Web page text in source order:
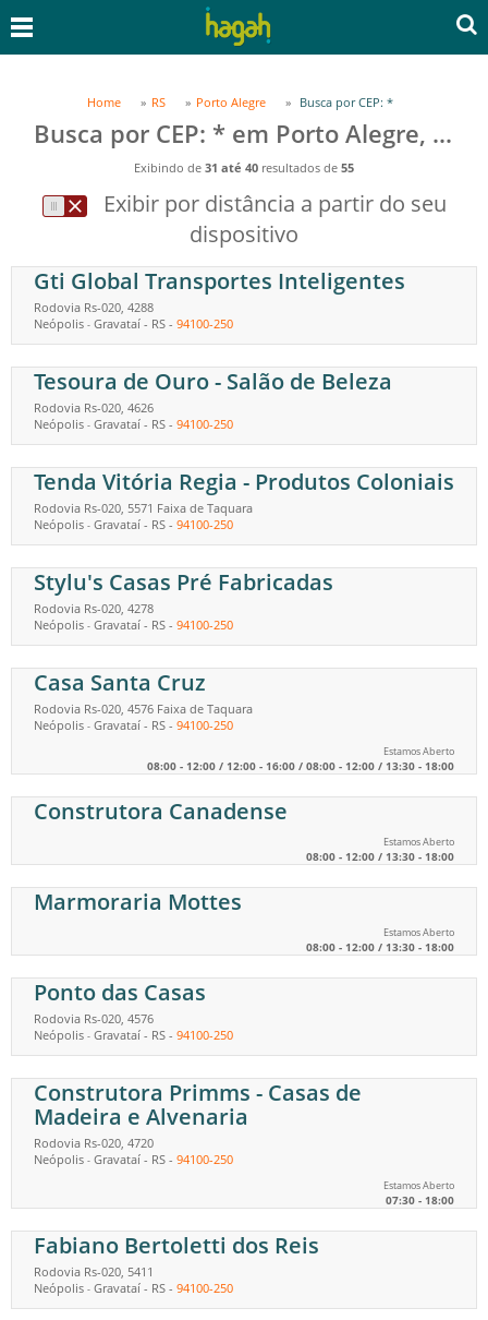
Home RS Porto Alegre Busca por CEP: *
Busca por CEP: * em Porto Alegre, RS
Exibindo de 31 até 40 resultados de 55
Exibir por distância a partir do seu
dispositivo
Gti Global Transportes Inteligentes
Rodovia Rs-020, 4288
Neópolis - Gravataí - RS - 94100-250
Tesoura de Ouro - Salão de Beleza
Rodovia Rs-020, 4626
Neópolis - Gravataí - RS - 94100-250
Tenda Vitória Regia - Produtos Coloniais
Rodovia Rs-020, 5571 Faixa de Taquara
Neópolis - Gravataí - RS - 94100-250
Stylu's Casas Pré Fabricadas
Rodovia Rs-020, 4278
Neópolis - Gravataí - RS - 94100-250
Casa Santa Cruz
Rodovia Rs-020, 4576 Faixa de Taquara
Neópolis - Gravataí - RS - 94100-250
Estamos Aberto
08:00 - 12:00 / 12:00 - 16:00 / 08:00 - 12:00 / 13:30 - 18:00
Construtora Canadense
Estamos Aberto
08:00 - 12:00 / 13:30 - 18:00
Marmoraria Mottes
Estamos Aberto
08:00 - 12:00 / 13:30 - 18:00
Ponto das Casas
Rodovia Rs-020, 4576
Neópolis - Gravataí - RS - 94100-250
Construtora Primms - Casas de
Madeira e Alvenaria
Rodovia Rs-020, 4720
Neópolis - Gravataí - RS - 94100-250
Estamos Aberto
07:30 - 18:00
Fabiano Bertoletti dos Reis
Rodovia Rs-020, 5411
Neópolis - Gravataí - RS - 94100-250